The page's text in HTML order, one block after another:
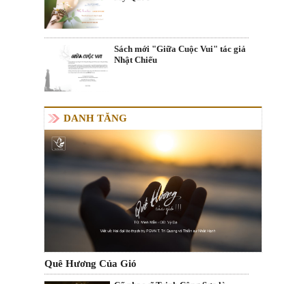
Sách mới "Giữa Cuộc Vui" tác giả
Nhật Chiếu
DANH TĂNG
Quê Hương Của Gió